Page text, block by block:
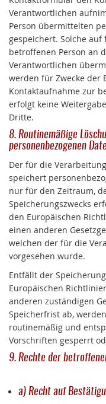
Verantwortlichen
Person übermittelten
gespeichert. Solche
betroffenen Person an
Verantwortlichen
werden für Zwecke der
Kontaktaufnahme zur
erfolgt keine
Dritte.
8. Routinemäßige
personenbezogenen
Der für die
speichert
nur für den Zeitraum,
Speicherungszwecks
den Europäischen
einen anderen
welchen der für die
vorgesehen wurde.
Entfällt der
Europäischen
anderen zuständigen
Speicherfrist ab,
routinemäßig und
Vorschriften gesperrt
9. Rechte der
a) Recht auf